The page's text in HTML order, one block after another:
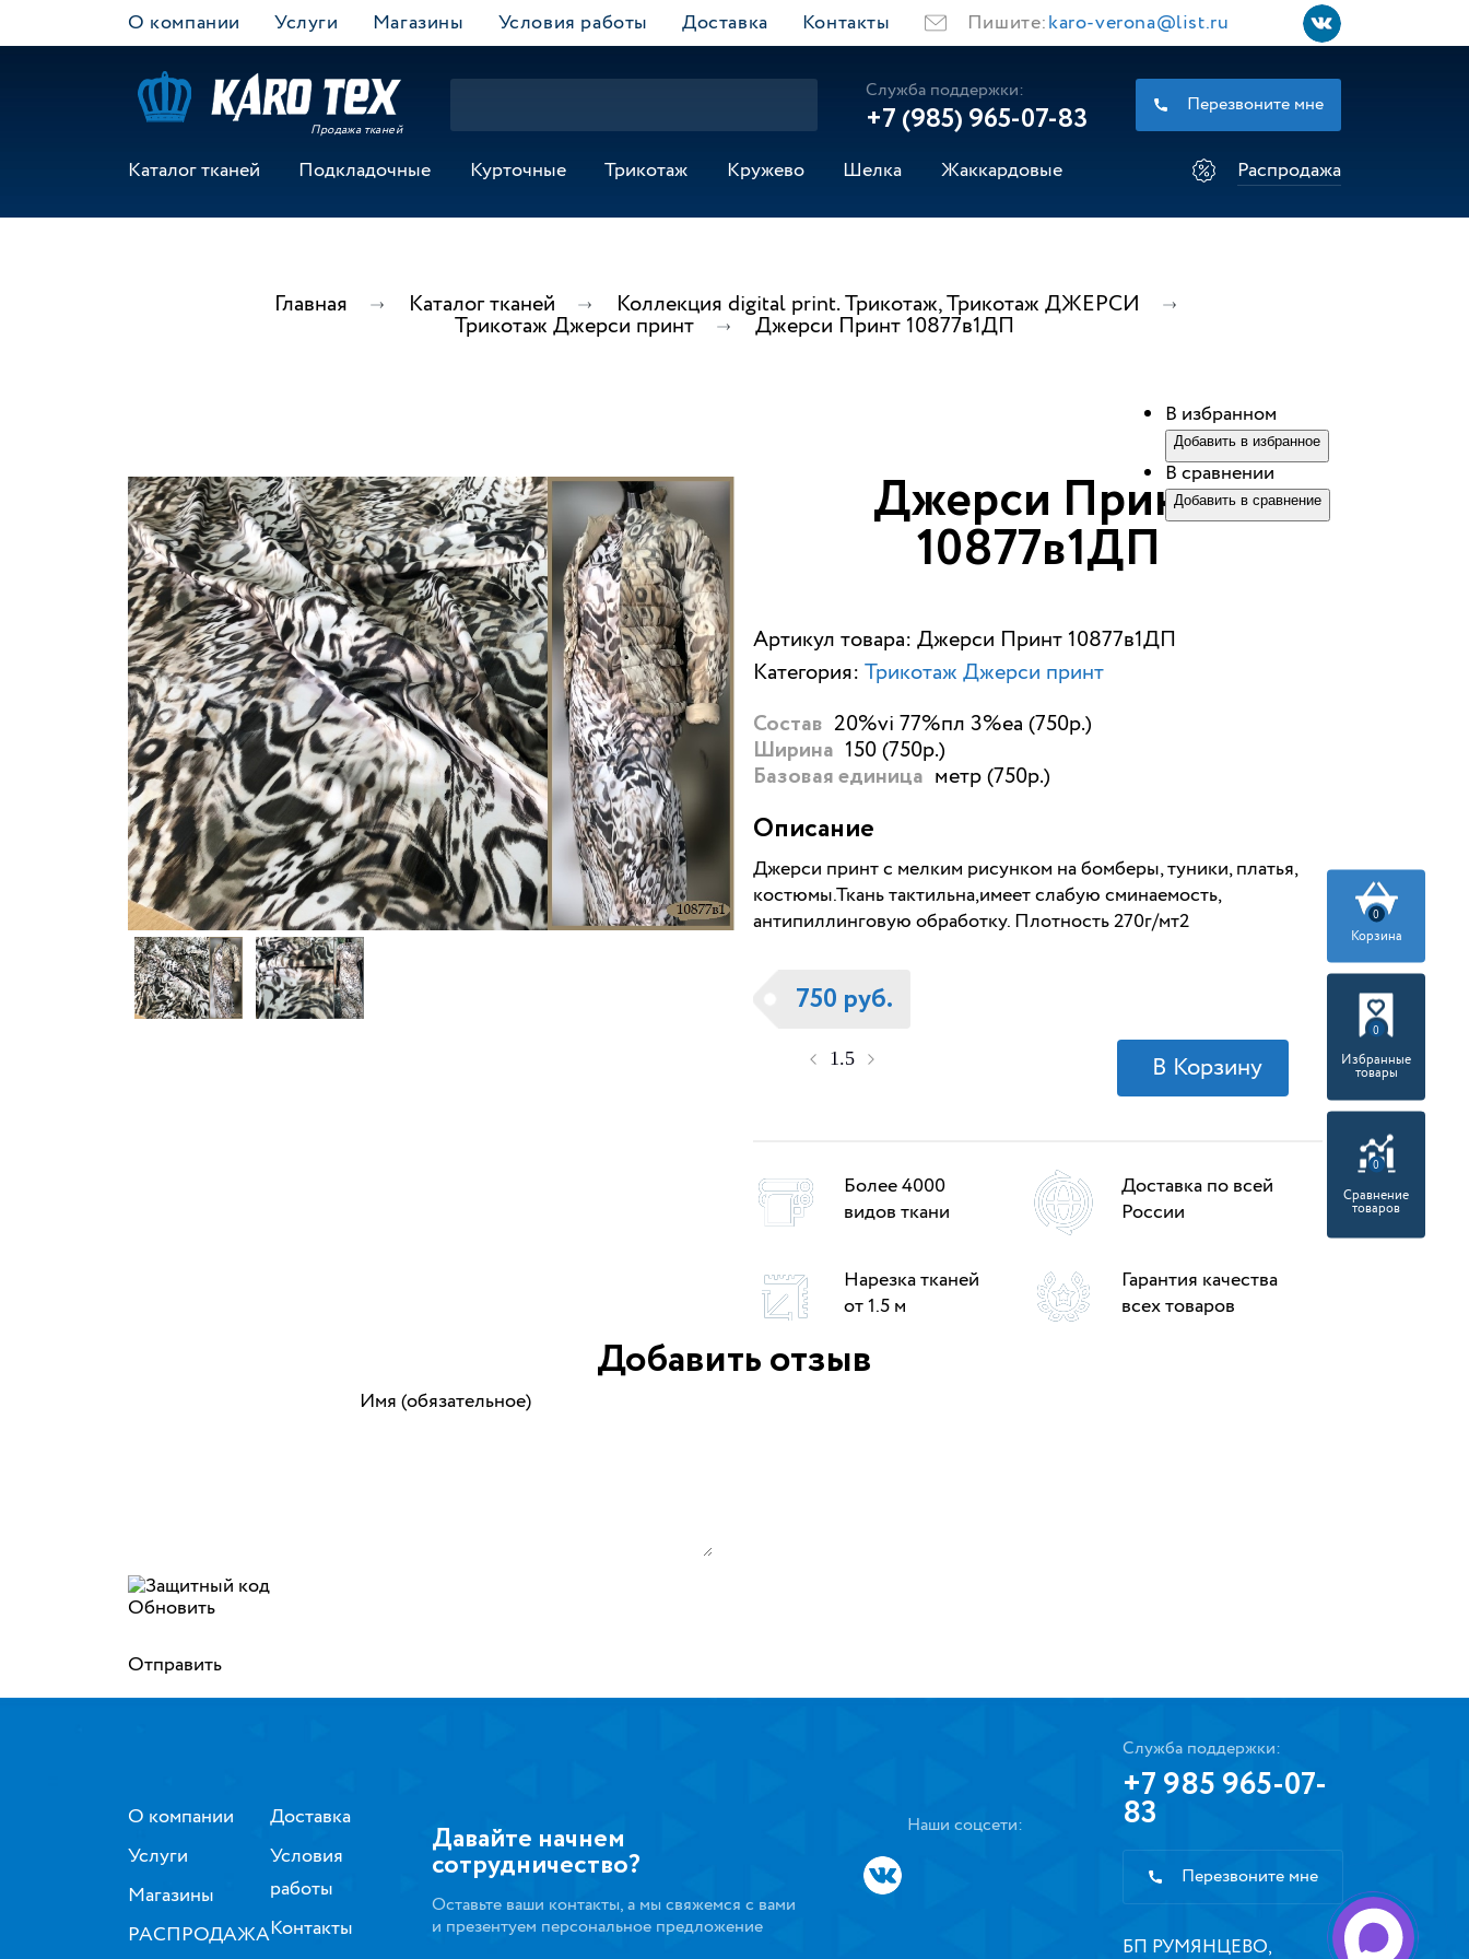
О компании Услуги Магазины Условия работы Доставка Контакты Пишите:karo-verona@list.ru
Продажа тканей
Служба поддержки:
+7 (985) 965-07-83
Перезвоните мне
Каталог тканей Подкладочные Курточные Трикотаж Кружево Шелка Жаккардовые Распродажа
Главная Каталог тканей Коллекция digital print. Трикотаж, Трикотаж ДЖЕРСИ
Трикотаж Джерси принт Джерси Принт 10877в1ДП
Джерси Принт
10877в1ДП
Артикул товара: Джерси Принт 10877в1ДП
Категория: Трикотаж Джерси принт
Состав 20%vi 77%пл 3%ea (750р.)
Ширина 150 (750р.)
Базовая единица метр (750р.)
Описание
Джерси принт с мелким рисунком на бомберы, туники, платья,
костюмы.Ткань тактильна,имеет слабую сминаемость,
антипиллинговую обработку. Плотность 270г/мт2
750 руб.
В избранном
Добавить в избранное
В сравнении
Добавить в сравнение
Более 4000
видов ткани
Доставка по всей
России
Нарезка тканей
от 1.5 м
Гарантия качества
всех товаров
Добавить отзыв
Имя (обязательное)
Обновить
Отправить
0
Корзина
0
Избранные
товары
0
Сравнение
товаров
О компании
Услуги
Магазины
РАСПРОДАЖА
Доставка
Условия
работы
Контакты
Давайте начнем
сотрудничество?
Оставьте ваши контакты, а мы свяжемся с вами
и презентуем персональное предложение
Наши соцсети:
Служба поддержки:
+7 985 965-07-
83
Перезвоните мне
БП РУМЯНЦЕВО,